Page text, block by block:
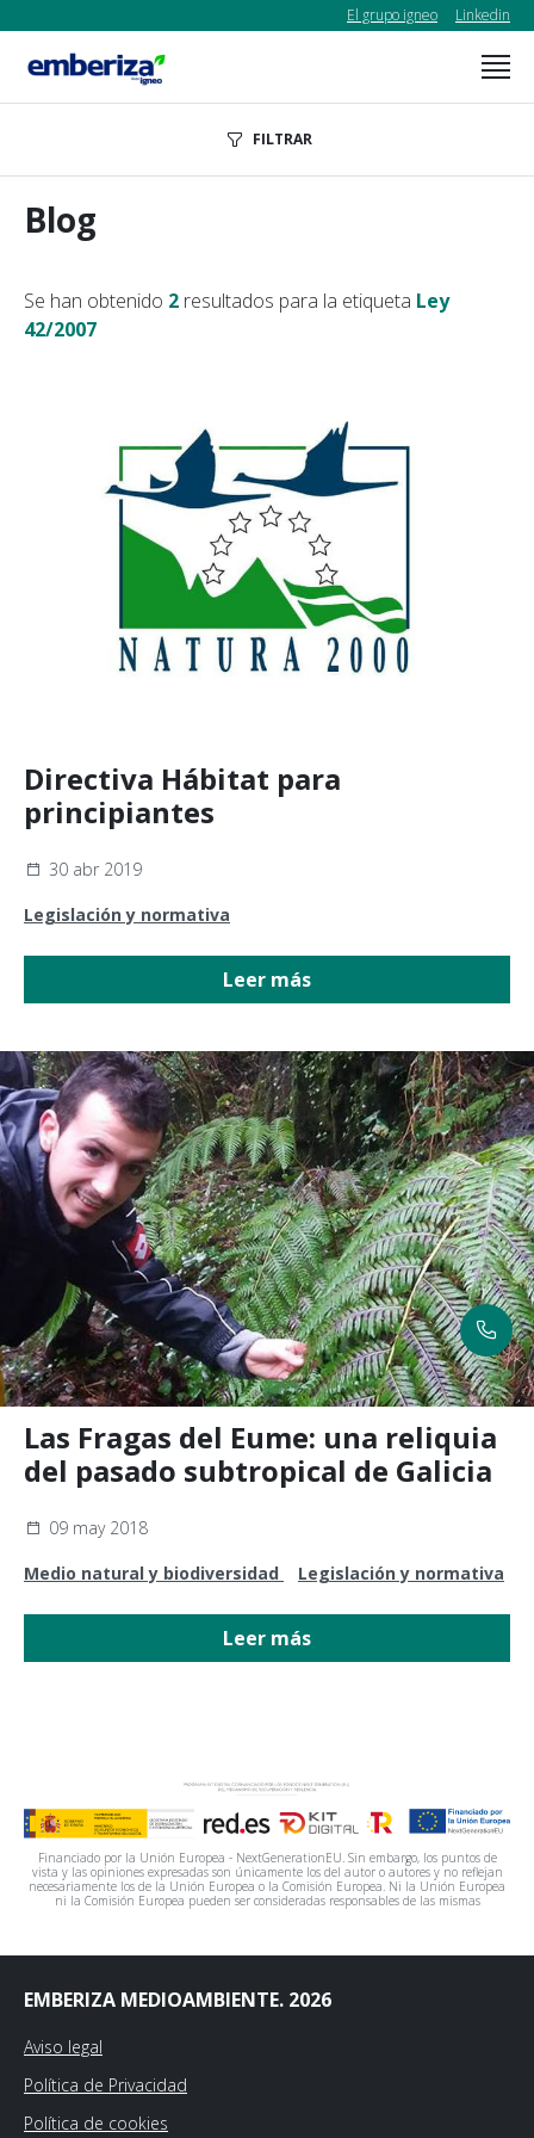
El grupo igneo Linkedin
FILTRAR
Blog
Se han obtenido 2 resultados para la etiqueta Ley
42/2007
Directiva Hábitat para
principiantes
30 abr 2019
Legislación y normativa
Leer más
Las Fragas del Eume: una reliquia
del pasado subtropical de Galicia
09 may 2018
Medio natural y biodiversidad
Legislación y normativa
Leer más
Financiado por la Unión Europea - NextGenerationEU. Sin embargo, los puntos de
vista y las opiniones expresadas son únicamente los del autor o autores y no reflejan
necesariamente los de la Unión Europea o la Comisión Europea. Ni la Unión Europea
ni la Comisión Europea pueden ser consideradas responsables de las mismas
EMBERIZA MEDIOAMBIENTE. 2026
Aviso legal
Política de Privacidad
Política de cookies